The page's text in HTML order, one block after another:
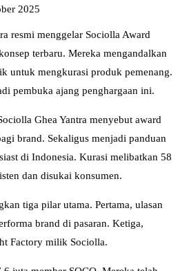
2025
resmi menggelar Sociolla Award
terbaru. Mereka mengandalkan
untuk mengkurasi produk pemenang.
pembuka ajang penghargaan ini.
Ghea Yantra menyebut award
brand. Sekaligus menjadi panduan
di Indonesia. Kurasi melibatkan 58
dan disukai konsumen.
tiga pilar utama. Pertama, ulasan
brand di pasaran. Ketiga,
Factory milik Sociolla.